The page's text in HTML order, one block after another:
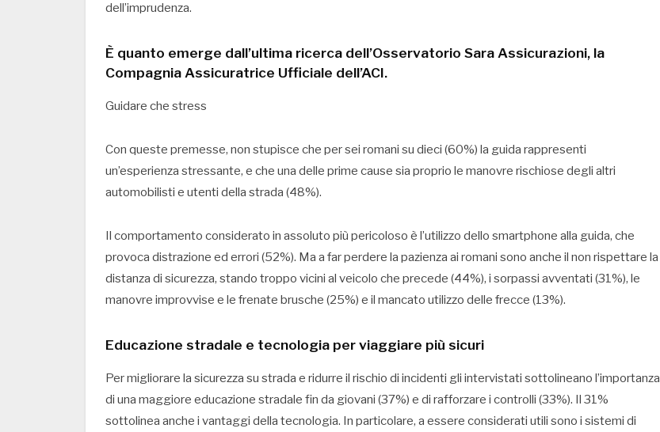
dell’imprudenza.
È quanto emerge dall’ultima ricerca dell’Osservatorio Sara Assicurazioni, la
Compagnia Assicuratrice Ufficiale dell’ACI.
Guidare che stress
Con queste premesse, non stupisce che per sei romani su dieci (60%) la guida rappresenti
un’esperienza stressante, e che una delle prime cause sia proprio le manovre rischiose degli altri
automobilisti e utenti della strada (48%).
Il comportamento considerato in assoluto più pericoloso è l’utilizzo dello smartphone alla guida, che
provoca distrazione ed errori (52%). Ma a far perdere la pazienza ai romani sono anche il non rispettare la
distanza di sicurezza, stando troppo vicini al veicolo che precede (44%), i sorpassi avventati (31%), le
manovre improvvise e le frenate brusche (25%) e il mancato utilizzo delle frecce (13%).
Educazione stradale e tecnologia per viaggiare più sicuri
Per migliorare la sicurezza su strada e ridurre il rischio di incidenti gli intervistati sottolineano l’importanza
di una maggiore educazione stradale fin da giovani (37%) e di rafforzare i controlli (33%). Il 31%
sottolinea anche i vantaggi della tecnologia. In particolare, a essere considerati utili sono i sistemi di